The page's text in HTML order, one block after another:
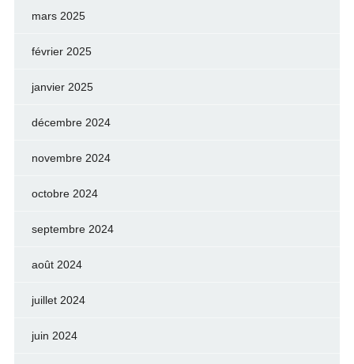
mars 2025
février 2025
janvier 2025
décembre 2024
novembre 2024
octobre 2024
septembre 2024
août 2024
juillet 2024
juin 2024